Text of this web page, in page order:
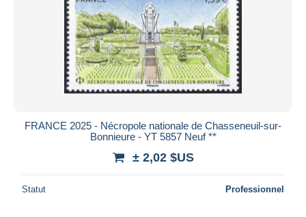
FRANCE 2025 - Nécropole nationale de Chasseneuil-sur-
Bonnieure - YT 5857 Neuf **
± 2,02 $US
Statut Professionnel